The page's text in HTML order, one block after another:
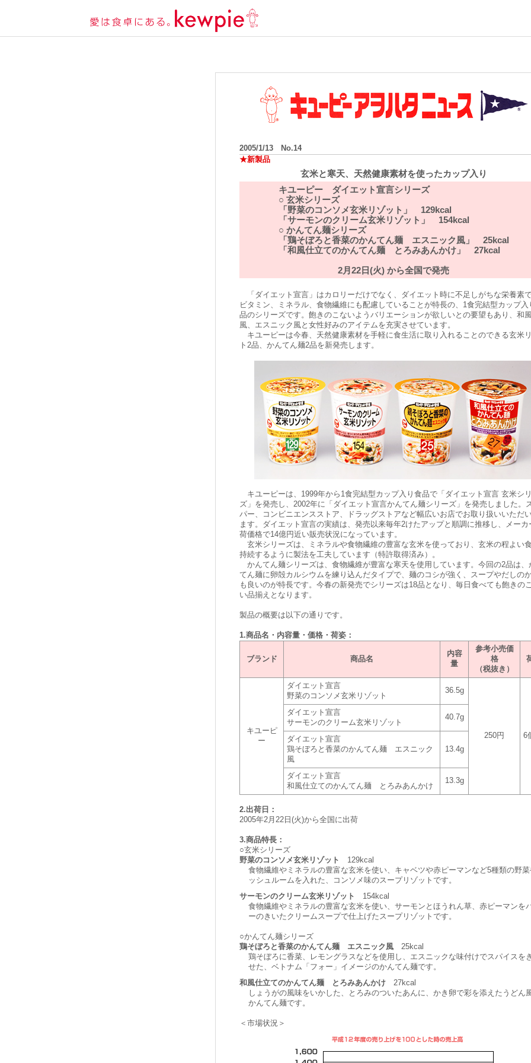
2005/1/13 No.14
★新製品
玄米と寒天、天然健康素材を使ったカップ入り
キユーピー ダイエット宣言シリーズ
○ 玄米シリーズ
「野菜のコンソメ玄米リゾット」 129kcal
「サーモンのクリーム玄米リゾット」 154kcal
○ かんてん麺シリーズ
「鶏そぼろと香菜のかんてん麺 エスニック風」 25kcal
「和風仕立てのかんてん麺 とろみあんかけ」 27kcal
2月22日(火) から全国で発売
「ダイエット宣言」はカロリーだけでなく、ダイエット時に不足しがちな栄養素
ビタミン、ミネラル、食物繊維にも配慮していることが特長の、1食完結型カップ入
品のシリーズです。飽きのこないようバリエーションが欲しいとの要望もあり、和
風、エスニック風と女性好みのアイテムを充実させています。
キユーピーは今春、天然健康素材を手軽に食生活に取り入れることのできる玄米
ト2品、かんてん麺2品を新発売します。
キユーピーは、1999年から1食完結型カップ入り食品で「ダイエット宣言 玄米シ
ズ」を発売し、2002年に「ダイエット宣言かんてん麺シリーズ」を発売しました。
パー、コンビニエンスストア、ドラッグストアなど幅広いお店でお取り扱いいただ
ます。ダイエット宣言の実績は、発売以来毎年2けたアップと順調に推移し、メーカ
荷価格で14億円近い販売状況になっています。
玄米シリーズは、ミネラルや食物繊維の豊富な玄米を使っており、玄米の程よい
持続するように製法を工夫しています（特許取得済み）。
かんてん麺シリーズは、食物繊維が豊富な寒天を使用しています。今回の2品は、
てん麺に卵殻カルシウムを練り込んだタイプで、麺のコシが強く、スープやだしの
も良いのが特長です。今春の新発売でシリーズは18品となり、毎日食べても飽きの
い品揃えとなります。
製品の概要は以下の通りです。
1.商品名・内容量・価格・荷姿：
ブランド 商品名
内容
量
参考小売価
格
（税抜き）
キユーピ
ー
ダイエット宣言
野菜のコンソメ玄米リゾット
36.5g
250円 6
ダイエット宣言
サーモンのクリーム玄米リゾット
40.7g
ダイエット宣言
鶏そぼろと香菜のかんてん麺 エスニック
風
13.4g
ダイエット宣言
和風仕立てのかんてん麺 とろみあんかけ
13.3g
2.出荷日：
2005年2月22日(火)から全国に出荷
3.商品特長：
○玄米シリーズ
野菜のコンソメ玄米リゾット
129kcal
食物繊維やミネラルの豊富な玄米を使い、キャベツや赤ピーマンなど5種類の野菜
ッシュルームを入れた、コンソメ味のスープリゾットです。
サーモンのクリーム玄米リゾット
154kcal
食物繊維やミネラルの豊富な玄米を使い、サーモンとほうれん草、赤ピーマンを
ーのきいたクリームスープで仕上げたスープリゾットです。
○かんてん麺シリーズ
鶏そぼろと香菜のかんてん麺 エスニック風 25kcal
鶏そぼろに香菜、レモングラスなどを使用し、エスニックな味付けでスパイスを
せた、ベトナム「フォー」イメージのかんてん麺です。
和風仕立てのかんてん麺 とろみあんかけ 27kcal
しょうがの風味をいかした、とろみのついたあんに、かき卵で彩を添えたうどん
かんてん麺です。
＜市場状況＞